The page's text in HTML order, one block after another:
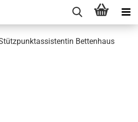
Bettenhaus